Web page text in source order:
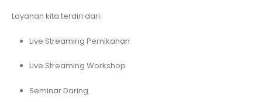
Layanan kita terdiri dari:
Live Streaming Pernikahan
Live Streaming Workshop
Seminar Daring